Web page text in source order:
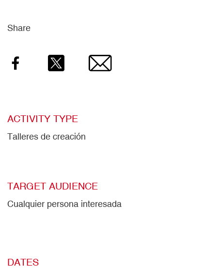
Share
Facebook Twitter Email
ACTIVITY TYPE
Talleres de creación
TARGET AUDIENCE
Cualquier persona interesada
DATES